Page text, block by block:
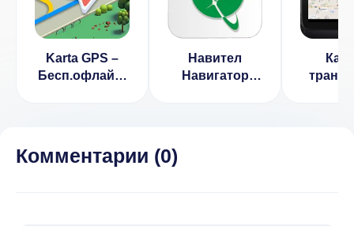
Karta GPS –
Бесп.офлайн-
Навител
Навигатор
Комментарии (0)